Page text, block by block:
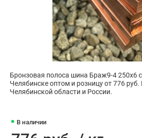
В наличии
Бронзовая полоса шина Браж9-4 250х6
Челябинске оптом и розницу от 776
Челябинской области и России.